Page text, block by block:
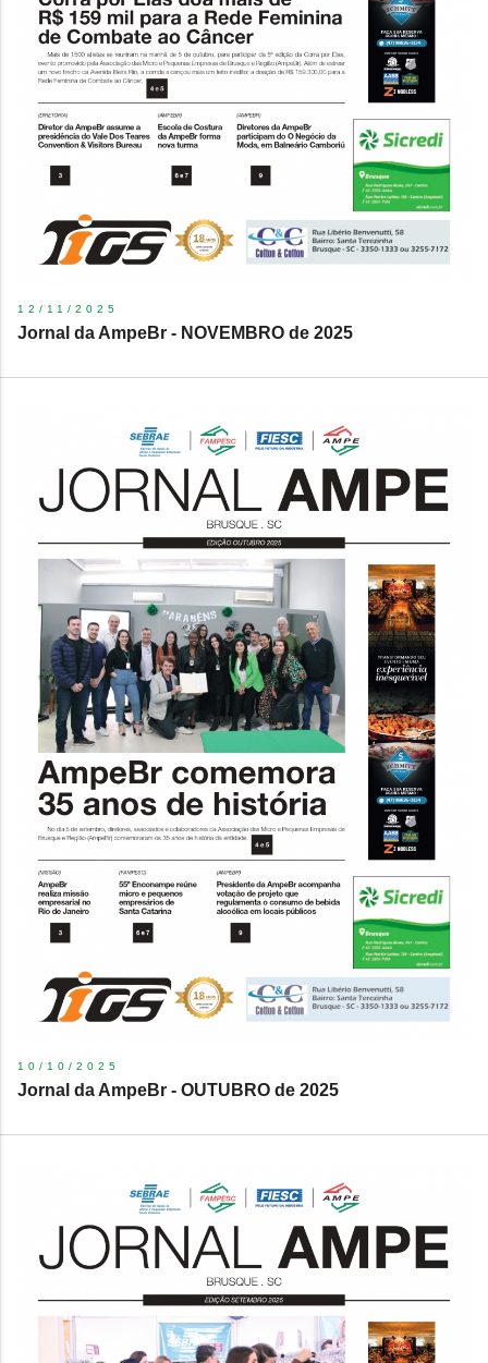
12/11/2025
Jornal da AmpeBr - NOVEMBRO de 2025
10/10/2025
Jornal da AmpeBr - OUTUBRO de 2025